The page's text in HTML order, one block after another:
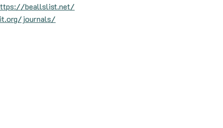
beallslist.net/
journals/